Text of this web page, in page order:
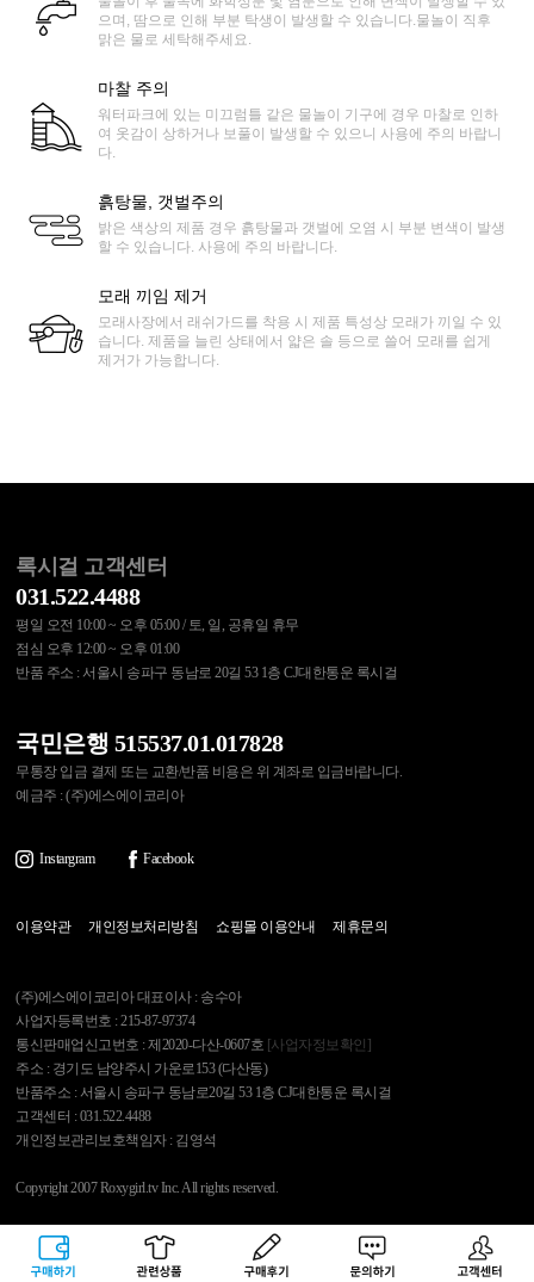
구매하기 관련상품 상품후기 문의하기 고객센터
으며, 땀으로 인해 부분 탁생이 발생할 수 있습니다.물놀이 직후
맑은 물로 세탁해주세요.
마찰 주의
워터파크에 있는 미끄럼틀 같은 물놀이 기구에 경우 마찰로 인하
여 옷감이 상하거나 보풀이 발생할 수 있으니 사용에 주의 바랍니
다.
흙탕물, 갯벌주의
밝은 색상의 제품 경우 흙탕물과 갯벌에 오염 시 부분 변색이 발생
할 수 있습니다. 사용에 주의 바랍니다.
모래 끼임 제거
모래사장에서 래쉬가드를 착용 시 제품 특성상 모래가 끼일 수 있
습니다. 제품을 늘린 상태에서 얇은 솔 등으로 쓸어 모래를 쉽게
제거가 가능합니다.
록시걸 고객센터
031.522.4488
평일 오전 10:00 ~ 오후 05:00 / 토, 일, 공휴일 휴무
점심 오후 12:00 ~ 오후 01:00
반품 주소 : 서울시 송파구 동남로 20길 53 1층 CJ대한통운 록시걸
국민은행 515537.01.017828
무통장 입금 결제 또는 교환/반품 비용은 위 계좌로 입금바랍니다.
예금주 : (주)에스에이코리아
Instargram Facebook
이용약관 개인정보처리방침 쇼핑몰 이용안내 제휴문의
(주)에스에이코리아 대표이사 : 송수아
사업자등록번호 : 215-87-97374
통신판매업신고번호 : 제2020-다산-0607호 [사업자정보확인]
주소 : 경기도 남양주시 가운로153 (다산동)
반품주소 : 서울시 송파구 동남로20길 53 1층 CJ대한통운 록시걸
고객센터 : 031.522.4488
개인정보관리보호책임자 : 김영석
Copyright 2007 Roxygirl.tv Inc. All rights reserved.
록시걸 PC Ver